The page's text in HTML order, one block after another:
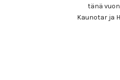
tänä
Kaunotar ja